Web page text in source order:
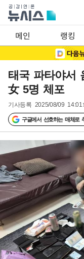
메인 랭킹
태국 파타야서
女 5명 체포
기사등록 2025/08/09
구글에서 선호하는 매체로